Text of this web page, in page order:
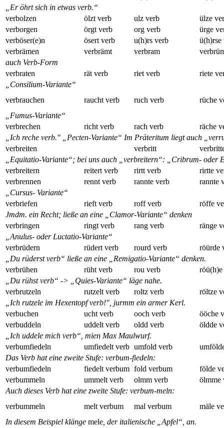
„Er öhrt sich in etwas verb.“
verbolzen
ölzt verb ulz verb
ülze
verborgen
örgt verb org verb
ürge
verböser(e)n
ösert verb u(h)rs verb
ü(h)rse
verbrämen
verbrämt verbram
auch Verb-Form
verbraten
rät verb riet verb
riete
„Consilium-Variante“
verbrauchen
raucht verb ruch verb
rüche
„Fumus-Variante“
verbrechen
richt verb rach verb
räche
„Ich reche verb." „Pecten-Variante“ Im Präteritum liegt auch
verbreiten
verbritt
„Equitatio-Variante“; bei uns auch „verbreitern“: „Cribrum- oder
verbreitern
reitert verb rirtt verb
rirtte
verbrennen
rennt verb rannte verb
rannte
„Cursus- Variante“
verbriefen
rieft verb roff verb
röffe
Jmdm. ein Recht; ließe an eine „Clamor-Variante“ denken
verbringen
ringt verb rang verb
ränge
„Anulus- oder Luctatio-Variante“
verbrüdern
rüdert verb rourd verb
röürde
„Du rüderst verb“ ließe an eine „Remigatio-Variante“ denken.
verbrühen
rüht verb rou verb
„Du rühst verb“ -> „Quies-Variante“ läge nahe.
verbrutzeln
rutzelt verb roltz verb
röltze
„Ich rutzele im Hexentopf verb!", jurmm ein armer Kerl.
verbuchen
ucht verb ooch verb
ööche
verbuddeln
uddelt verb oldd verb
öldde
„Ich uddele mich verb“, mien Max Maulwurf.
verbumfiedeln
umfiedelt verb umfold verb
Das Verb hat eine zweite Stufe: verbum-fiedeln:
verbumfiedeln
fiedelt verbum fold verbum
földe
verbummeln
ummelt verb olmm verb
ölmme
Auch dieses Verb hat eine zweite Stufe: verbum-meln:
verbummeln
melt verbum mal verbum
mäle
In diesem Beispiel klänge mele , der italienische „Apfel“, an.